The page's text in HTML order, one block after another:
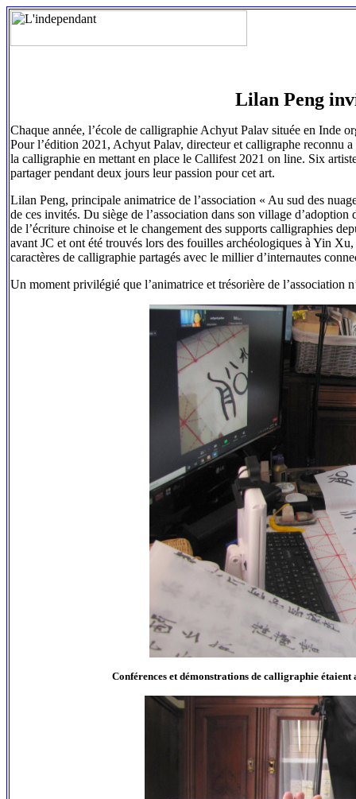
Lilan Peng
Chaque année, l’école de calligraphie Achyut Palav située en Inde
Pour l’édition 2021, Achyut Palav, directeur et calligraphe reconnu
la calligraphie en mettant en place le Callifest 2021 on line. Six
partager pendant deux jours leur passion pour cet art.
Lilan Peng, principale animatrice de l’association « Au sud des
de ces invités. Du siège de l’association dans son village
de l’écriture chinoise et le changement des supports calligraphies
avant JC et ont été trouvés lors des fouilles archéologiques à Yin
caractères de calligraphie partagés avec le millier d’internautes
Un moment privilégié que l’animatrice et trésorière de l’association
Conférences et démonstrations de calligraphie